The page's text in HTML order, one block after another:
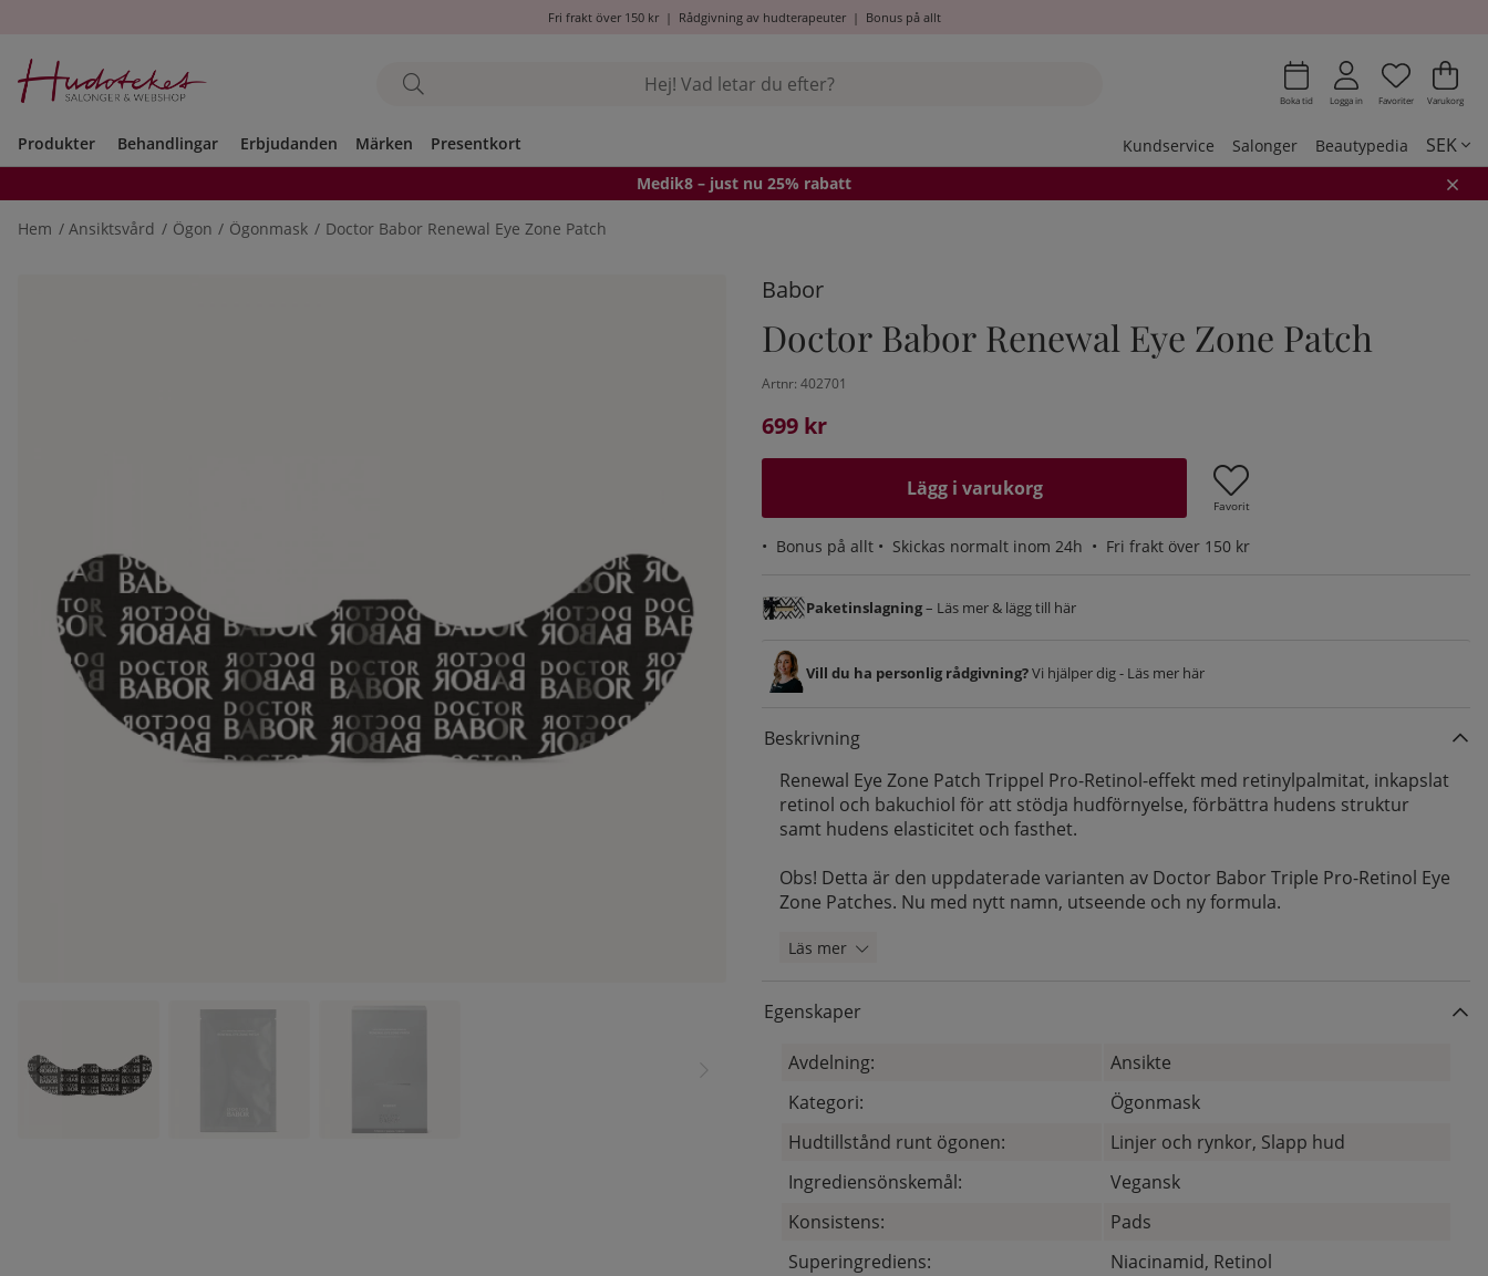
Fri frakt över 150 kr| Rådgivning av hudterapeuter| Bonus på allt
Boka tid Logga in Antal i
.
Favoriter .
Varukorg
Produkter Behandlingar Erbjudanden Märken Presentkort Kundservice Salonger Beautypedia SEK
Medik8 – just nu 25% rabatt
Hem Ansiktsvård Ögon Ögonmask Doctor Babor Renewal Eye Zone Patch
Babor
Doctor Babor Renewal Eye Zone Patch
Artnr: 402701
699 kr
Lägg i varukorg
Favorit
• Bonus på allt • Skickas normalt inom 24h • Fri frakt över 150 kr
Paketinslagning– Läs mer & lägg till här
Vill du ha personlig rådgivning?Vi hjälper dig - Läs mer här
Beskrivning
Renewal Eye Zone Patch Trippel Pro-Retinol-effekt med retinylpalmitat, inkapslat
retinol och bakuchiol för att stödja hudförnyelse, förbättra hudens struktur
samt hudens elasticitet och fasthet.
Obs! Detta är den uppdaterade varianten av Doctor Babor Triple Pro-Retinol Eye
Zone Patches. Nu med nytt namn, utseende och ny formula.
Läs mer
Egenskaper
Avdelning:
Ansikte
Kategori:
Ögonmask
Hudtillstånd runt ögonen:
Linjer och rynkor, Slapp hud
Ingrediensönskemål:
Vegansk
Konsistens:
Pads
Superingrediens:
Niacinamid, Retinol